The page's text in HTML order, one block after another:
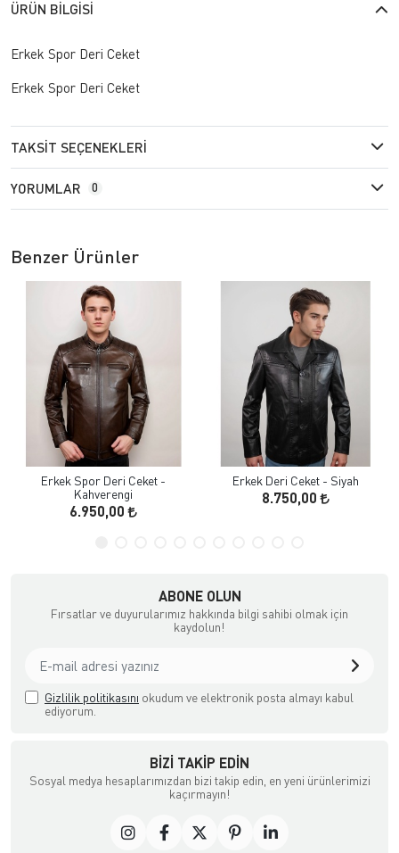
ÜRÜN BILGISI
Erkek Spor Deri Ceket
Erkek Spor Deri Ceket
TAKSIT SEÇENEKLERI
YORUMLAR 0
Benzer Ürünler
Erkek Spor Deri Ceket -
Kahverengi
6.950,00
Erkek Deri Ceket - Siyah
8.750,00
ABONE OLUN
Fırsatlar ve duyurularımız hakkında bilgi sahibi olmak için
kaydolun!
Gizlilik politikasını okudum ve elektronik posta almayı kabul
ediyorum.
BIZI TAKIP EDIN
Sosyal medya hesaplarımızdan bizi takip edin, en yeni ürünlerimizi
kaçırmayın!